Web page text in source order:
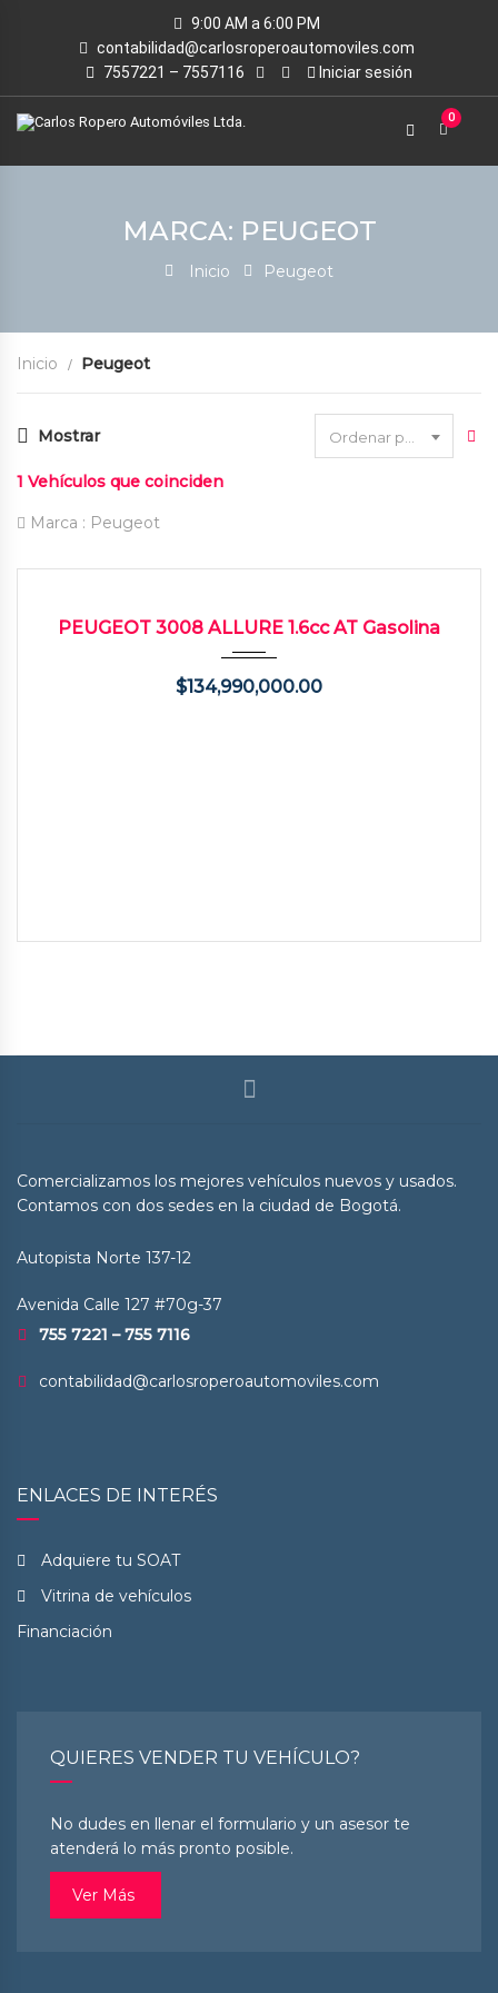
9:00 AM a 6:00 PM
contabilidad@carlosroperoautomoviles.com
7557221 – 7557116
Iniciar sesión
0
MARCA: PEUGEOT
Inicio Peugeot
Inicio Peugeot
Mostrar
1 Vehículos que coinciden
Marca : Peugeot
PEUGEOT 3008 ALLURE 1.6cc AT Gasolina
$134,990,000.00
Comercializamos los mejores vehículos nuevos y usados.
Contamos con dos sedes en la ciudad de Bogotá.
Autopista Norte 137-12
Avenida Calle 127 #70g-37
755 7221 – 755 7116
contabilidad@carlosroperoautomoviles.com
ENLACES DE INTERÉS
Adquiere tu SOAT
Vitrina de vehículos
Financiación
QUIERES VENDER TU VEHÍCULO?
No dudes en llenar el formulario y un asesor te
atenderá lo más pronto posible.
Ver Más